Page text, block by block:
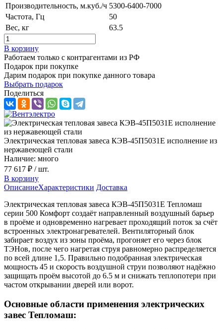
Производительность, м.куб./ч 5300-6400-7000
Частота, Гц
50
Вес, кг
63.5
В корзину
Работаем только с контрагентами из РФ
Подарок при покупке
Дарим подарок при покупке данного товара
Выбрать подарок
Поделиться
Электрическая тепловая завеса КЭВ-45П5031E исполнение из
нержавеющей стали
Наличие: много
77 617 ₽ / шт.
В корзину
ОписаниеХарактеристики Доставка
Электрическая тепловая завеса КЭВ-45П5031E Тепломаш
серии 500 Комфорт создаёт направленный воздушный барьер
в проёме и одновременно нагревает проходящий поток за счёт
встроенных электронагревателей. Вентиляторный блок
забирает воздух из зоны проёма, прогоняет его через блок
ТЭНов, после чего нагретая струя равномерно распределяется
по всей длине 1,5. Правильно подобранная электрическая
мощность 45 и скорость воздушной струи позволяют надёжно
защищать проём высотой до 6.5 м и снижать теплопотери при
частом открывании дверей или ворот.
Основные области применения электрических
завес Тепломаш: